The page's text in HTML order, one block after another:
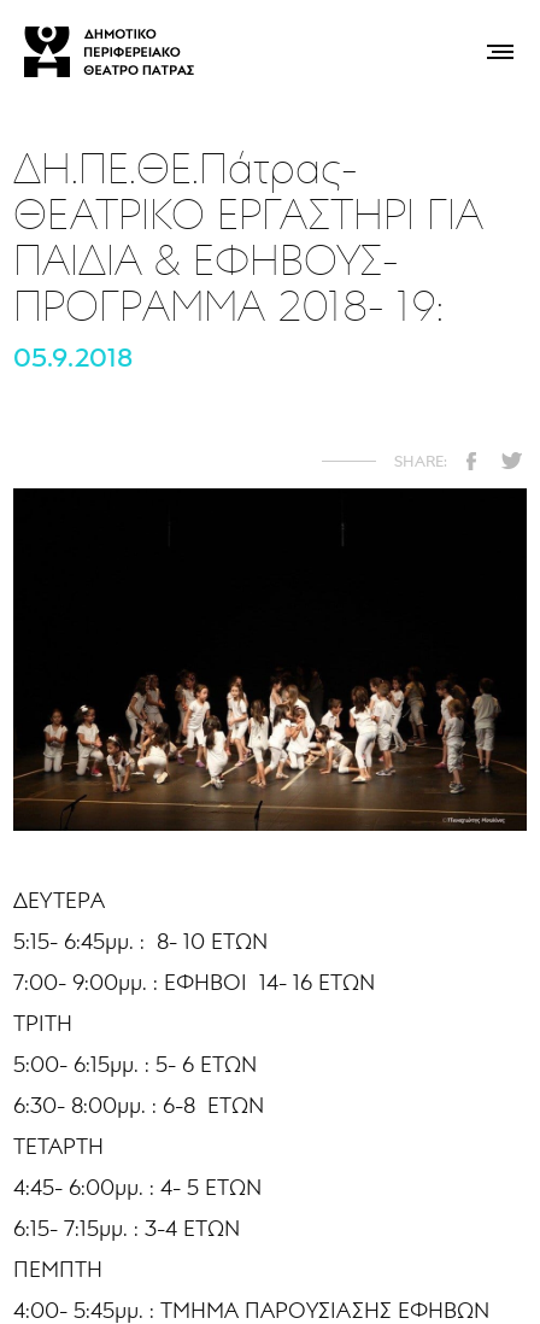
ΔΗ.ΠΕ.ΘΕ.Πάτρας-
ΘΕΑΤΡΙΚΟ ΕΡΓΑΣΤΗΡΙ ΓΙΑ
ΠΑΙΔΙΑ & ΕΦΗΒΟΥΣ-
ΠΡΟΓΡΑΜΜΑ 2018- 19:
05.9.2018
ΔΕΥΤΕΡΑ
5:15- 6:45μμ. : 8- 10 ΕΤΩΝ
7:00- 9:00μμ. : ΕΦΗΒΟΙ 14- 16 ΕΤΩΝ
ΤΡΙΤΗ
5:00- 6:15μμ. : 5- 6 ΕΤΩΝ
6:30- 8:00μμ. : 6-8 ΕΤΩΝ
ΤΕΤΑΡΤΗ
4:45- 6:00μμ. : 4- 5 ΕΤΩΝ
6:15- 7:15μμ. : 3-4 ΕΤΩΝ
ΠΕΜΠΤΗ
4:00- 5:45μμ. : ΤΜΗΜΑ ΠΑΡΟΥΣΙΑΣΗΣ ΕΦΗΒΩΝ